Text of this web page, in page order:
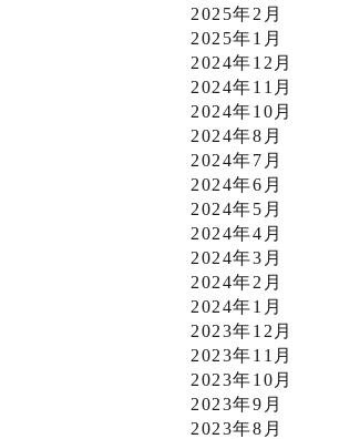
2025年2月
2025年1月
2024年12月
2024年11月
2024年10月
2024年8月
2024年7月
2024年6月
2024年5月
2024年4月
2024年3月
2024年2月
2024年1月
2023年12月
2023年11月
2023年10月
2023年9月
2023年8月